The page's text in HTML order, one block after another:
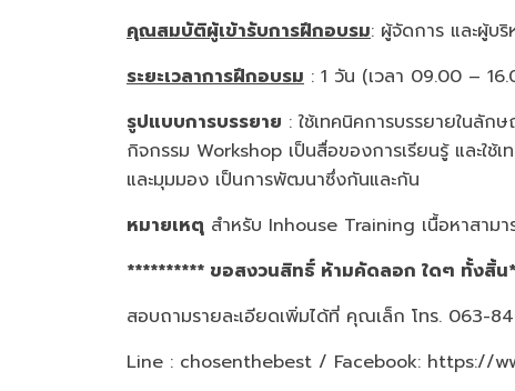
คุณสมบัติผู้เข้ารับการฝึกอบรม: ผู้จัดการ และผู้บ
ระยะเวลาการฝึกอบรม : 1 วัน (เวลา 09.00 –
รูปแบบการบรรยาย : ใช้เทคนิคการบรรยายในลัก
กิจกรรม Workshop เป็นสื่อของการเรียนรู้ และใ
และมุมมอง เป็นการพัฒนาซึ่งกันและกัน
หมายเหตุ สำหรับ Inhouse Training เนื้อหาสาม
********** ขอสงวนสิทธิ์ ห้ามคัดลอก ใดๆ ทั้งสิ้น
สอบถามรายละเอียดเพิ่มได้ที่ คุณเล็ก โทร. 063-
Line : chosenthebest / Facebook: https://